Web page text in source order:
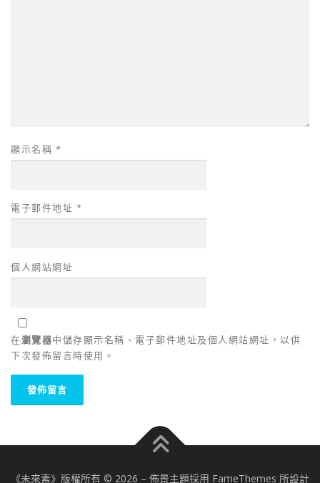
顯示名稱 *
電子郵件地址 *
個人網站網址
在瀏覽器中儲存顯示名稱、電子郵件地址及個人網站網址，以供
下次發佈留言時使用。
《未來素》版權所有 © 2026 – 佈景主題採用 FameThemes 所設計